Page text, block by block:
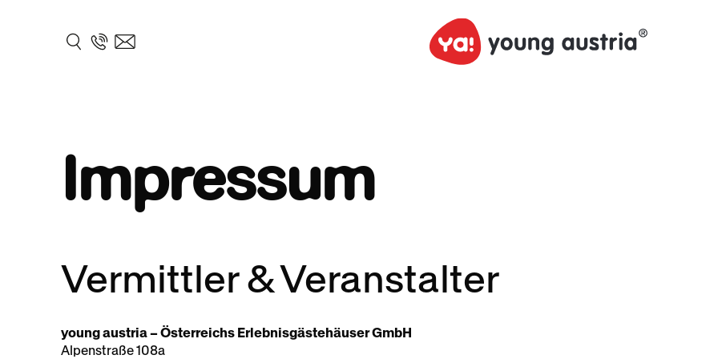
Impressum
Vermittler & Veranstalter
young austria – Österreichs Erlebnisgästehäuser GmbH
Alpenstraße 108a